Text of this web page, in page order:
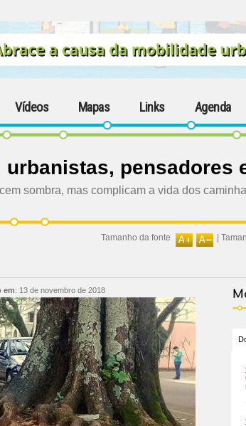
Vídeos Mapas Links Agenda
pensadores
sombra, mas complicam a vida dos
Tamanho da fonte
em: 13 de novembro de 2018